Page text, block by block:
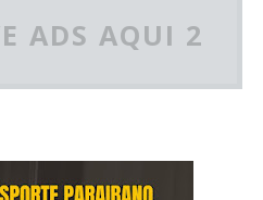
ADS AQUI 2